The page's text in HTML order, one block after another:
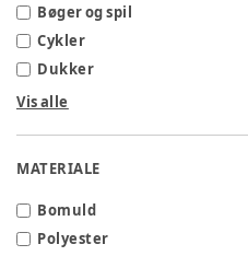
Bøger og spil
Cykler
Dukker
Vis alle
MATERIALE
Bomuld
Polyester